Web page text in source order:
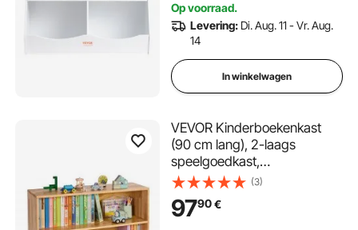
speelkamers
Op voorraad.
Levering: Di. Aug. 11 - Vr. Aug.
14
In winkelwagen
VEVOR Kinderboekenkast
(90 cm lang), 2-laags
speelgoedkast,
speelgoedopbergkast,
speelgoedplank voor
slaapkamer, kinderkamer,
(3)
9790€